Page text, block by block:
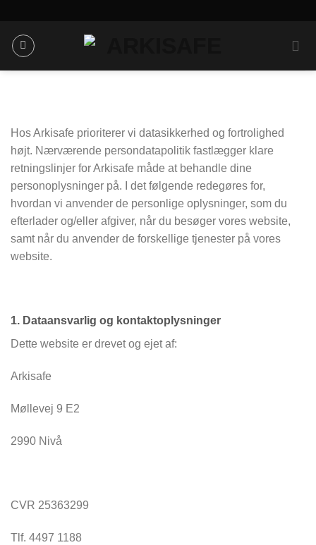
content
Hos Arkisafe prioriterer vi datasikkerhed og fortrolighed
højt. Nærværende persondatapolitik fastlægger klare
retningslinjer for Arkisafe måde at behandle dine
personoplysninger på. I det følgende redegøres for,
hvordan vi anvender de personlige oplysninger, som du
efterlader og/eller afgiver, når du besøger vores website,
samt når du anvender de forskellige tjenester på vores
website.
1. Dataansvarlig og kontaktoplysninger
Dette website er drevet og ejet af:
Arkisafe
Møllevej 9 E2
2990 Nivå
CVR 25363299
Tlf. 4497 1188